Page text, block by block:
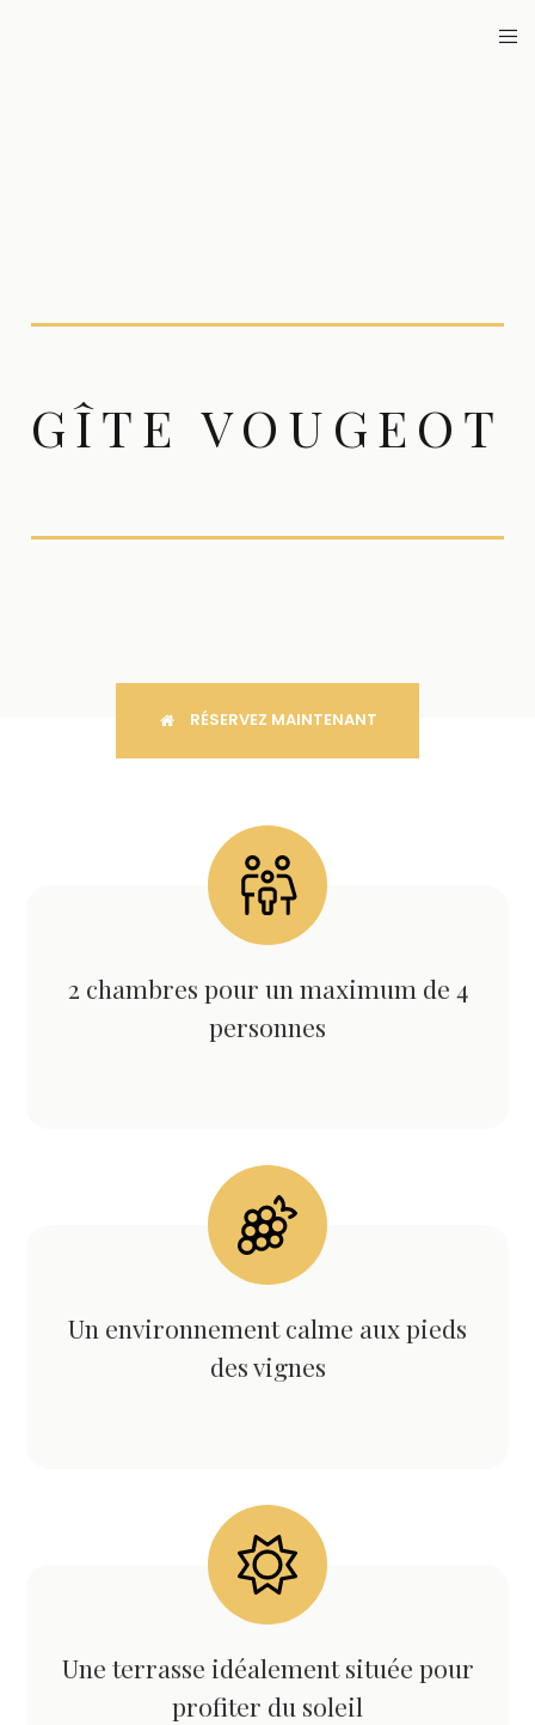
GÎTE VOUGEOT
RÉSERVEZ MAINTENANT
2 chambres pour un maximum de 4
personnes
Un environnement calme aux pieds
des vignes
Une terrasse idéalement située pour
profiter du soleil